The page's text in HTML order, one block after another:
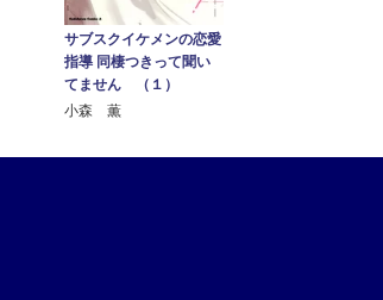
サブスクイケメンの恋愛
指導 同棲つきって聞い
てません （１）
小森 薫